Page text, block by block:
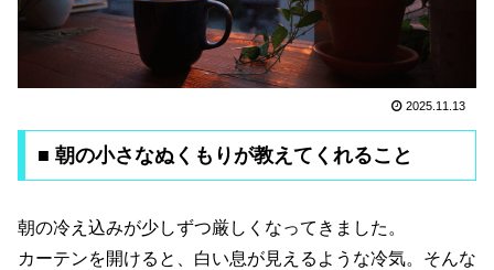
2025.11.13
■ 朝の小さなぬくもりが教えてくれること
朝の冷え込みが少しずつ厳しくなってきました。
カーテンを開けると、白い息が見えるような冷気。そんな